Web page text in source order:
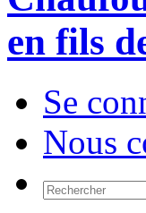
en fils
Se
Nous